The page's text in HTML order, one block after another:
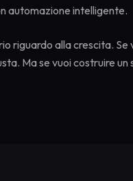
automazione intelligente.
riguardo alla crescita.
Ma se vuoi costruire